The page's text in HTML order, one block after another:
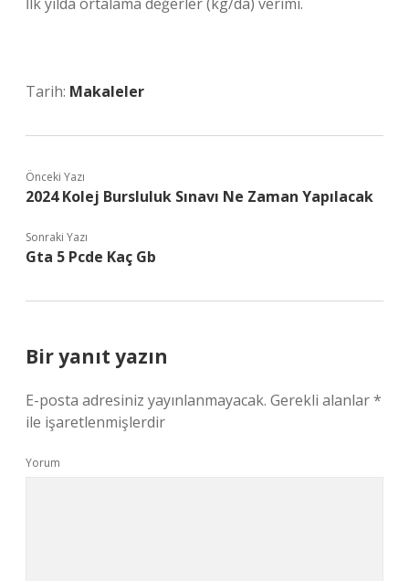
Tarih: Makaleler
Önceki Yazı
2024 Kolej Bursluluk Sınavı Ne Zaman Yapılacak
Sonraki Yazı
Gta 5 Pcde Kaç Gb
Bir yanıt yazın
E-posta adresiniz yayınlanmayacak. Gerekli alanlar*
ile işaretlenmişlerdir
Yorum